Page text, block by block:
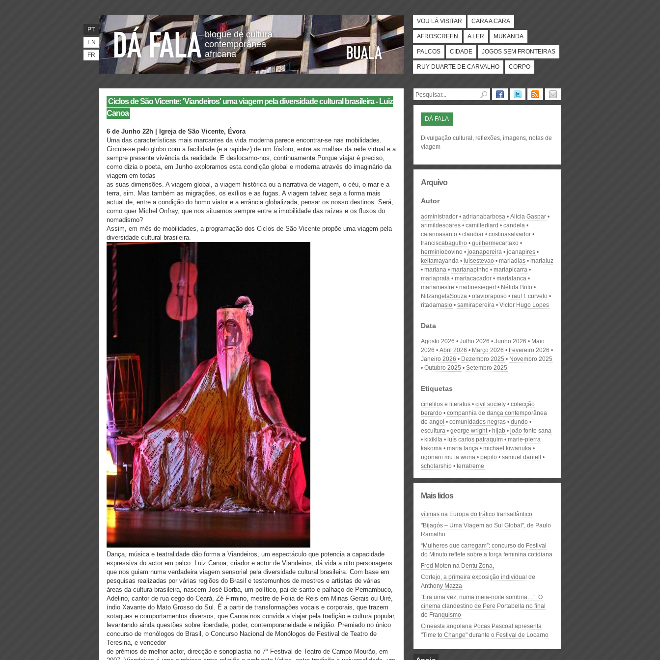
blogue de cultura
contemporânea
africana
PT
EN
FR
VOU LÁ VISITAR CARA A CARA
AFROSCREEN A LER MUKANDA
PALCOS CIDADE JOGOS SEM FRONTEIRAS
RUY DUARTE DE CARVALHO CORPO
Ciclos de São Vicente: 'Viandeiros' uma viagem pela diversidade cultural brasileira - Luiz
Canoa
6 de Junho 22h | Igreja de São Vicente, Évora
Uma das características mais marcantes da vida moderna parece encontrar-se nas mobilidades.
Circula-se pelo globo com a facilidade (e a rapidez) de um fósforo, entre as malhas da rede virtual e a
sempre presente vivência da realidade. E deslocamo-nos, continuamente.Porque viajar é preciso,
como dizia o poeta, em Junho exploramos esta condição global e moderna através do imaginário da
viagem em todas
as suas dimensões. A viagem global, a viagem histórica ou a narrativa de viagem, o céu, o mar e a
terra, sim. Mas também as migrações, os exílios e as fugas. A viagem talvez seja a forma mais
actual de, entre a condição do homo viator e a errância globalizada, pensar os nosso destinos. Será,
como quer Michel Onfray, que nos situamos sempre entre a imobilidade das raízes e os fluxos do
nomadismo?
Assim, em mês de mobilidades, a programação dos Ciclos de São Vicente propõe uma viagem pela
diversidade cultural brasileira.
Dança, música e teatralidade dão forma a Viandeiros, um espectáculo que potencia a capacidade
expressiva do actor em palco. Luiz Canoa, criador e actor de Viandeiros, dá vida a oito personagens
que nos guiam numa verdadeira viagem sensorial pela diversidade cultural brasileira. Com base em
pesquisas realizadas por várias regiões do Brasil e testemunhos de mestres e artistas de várias
àreas da cultura brasileira, nascem José Borba, um político, pai de santo e palhaço de Pernambuco,
Adelino, cantor de rua cego do Ceará, Zé Firmino, mestre de Folia de Reis em Minas Gerais ou Uiré,
índio Xavante do Mato Grosso do Sul. É a partir de transformações vocais e corporais, que trazem
sotaques e comportamentos diversos, que Canoa nos convida a viajar pela tradição e cultura popular,
levantando ainda questões sobre liberdade, poder, contemporaneidade e religião. Premiado no único
concurso de monólogos do Brasil, o Concurso Nacional de Monólogos de Festival de Teatro de
Teresina, e vencedor
de prémios de melhor actor, direcção e sonoplastia no 7º Festival de Teatro de Campo Mourão, em
DÁ FALA
Divulgação cultural, reflexões, imagens, notas de
viagem
Arquivo
Autor
administrador adrianabarbosa
Alícia Gaspar
arimildesoares
camillediard
candela
catarinasanto
claudiar
cristinasalvador
franciscabagulho
guilhermecartaxo
herminiobovino
joanapereira
joanapires
keitamayanda
luisestevao mariadias
marialuz
mariana
marianapinho
mariapicarra
mariaprata
martacacador
martalanca
martamestre
nadinesiegert
Nélida Brito
NilzangelaSouza
otavioraposo
raul f. curvelo
ritadamasio
samirapereira Victor Hugo Lopes
Data
Agosto 2026 Julho 2026 Junho 2026
Maio
2026
Abril 2026 Março 2026
Fevereiro 2026
Janeiro 2026
Dezembro 2025
Novembro 2025
Outubro 2025
Setembro 2025
Etiquetas
cinefilos e literatus civil society
colecção
berardo
companhia de dança contemporânea
de angol
comunidades negras
dundo
escultura
george wright hijab
joão fonte sana
kixikila
luís carlos patraquim
marie-pierra
kakoma
marta lança
michael kiwanuka
ngonani mu ta wona
pepito
samuel daniell
scholarship
terratreme
Mais lidos
vítimas na Europa do tráfico transatlântico
"Bijagós – Uma Viagem ao Sul Global", de Paulo
Ramalho
“Mulheres que carregam”: concurso do Festival
do Minuto reflete sobre a força feminina cotidiana
Fred Moten na Dentu Zona,
Cortejo, a primeira exposição individual de
Anthony Mazza
“Era uma vez, numa meia-noite sombria…”: O
cinema clandestino de Pere Portabella no final
do Franquismo
Cineasta angolana Pocas Pascoal apresenta
"Time to Change" durante o Festival de Locarno